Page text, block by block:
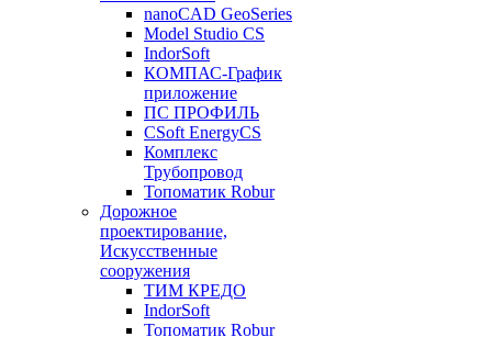
nanoCAD GeoSeries
Model Studio CS
IndorSoft
КОМПАС-График
приложение
ПС ПРОФИЛЬ
CSoft EnergyCS
Комплекс
Трубопровод
Топоматик Robur
Дорожное
проектирование,
Искусственные
сооружения
ТИМ КРЕДО
IndorSoft
Топоматик Robur